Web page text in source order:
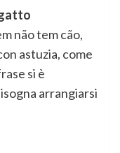
não tem cão,
astuzia, come
si è
arrangiarsi